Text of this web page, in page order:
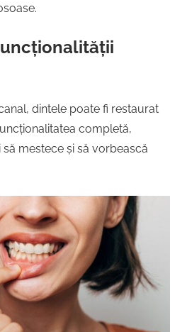
dintele poate fi restaurat
completă,
mestece și să vorbească